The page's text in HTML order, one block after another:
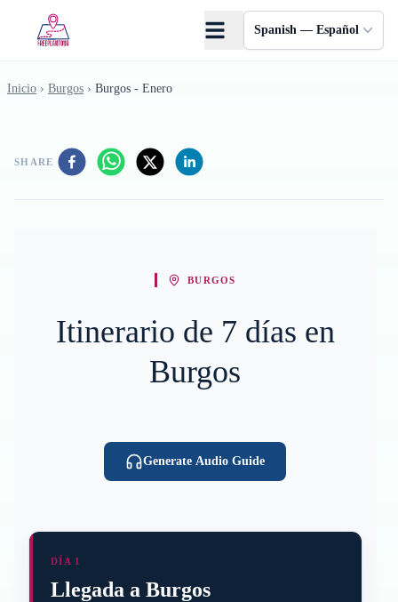
Spanish — Español
Inicio › Burgos › Burgos - Enero
SHARE
BURGOS
Itinerario de 7 días en
Burgos
Generate Audio Guide
DÍA 1
Llegada a Burgos